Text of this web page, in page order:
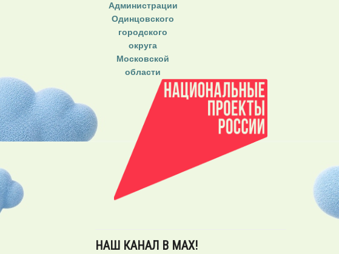
Администрации
Одинцовского
городского
округа
Московской
области
НАШ КАНАЛ В MAX!